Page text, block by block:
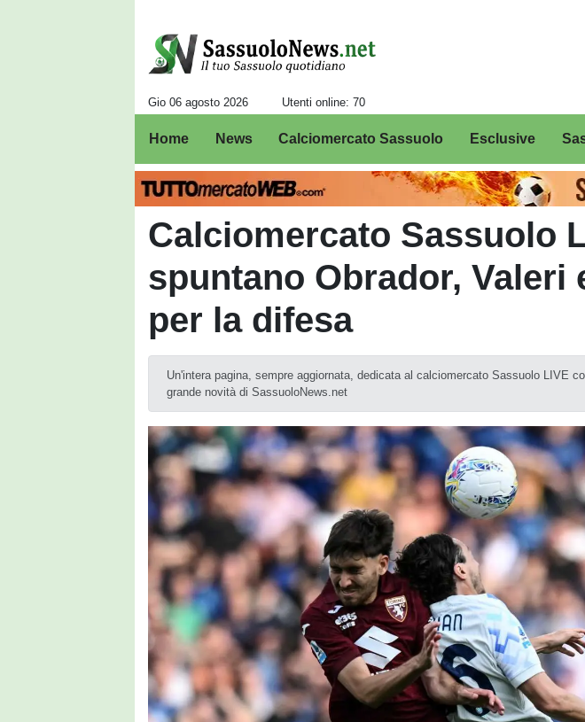
Gio 06 agosto 2026 Utenti online: 70
Home News Calciomercato Sassuolo Esclusive
Calciomercato Sassuolo
spuntano Obrador, Valeri
per la difesa
Un'intera pagina, sempre aggiornata, dedicata al calciomercato Sassuolo LIVE
grande novità di SassuoloNews.net